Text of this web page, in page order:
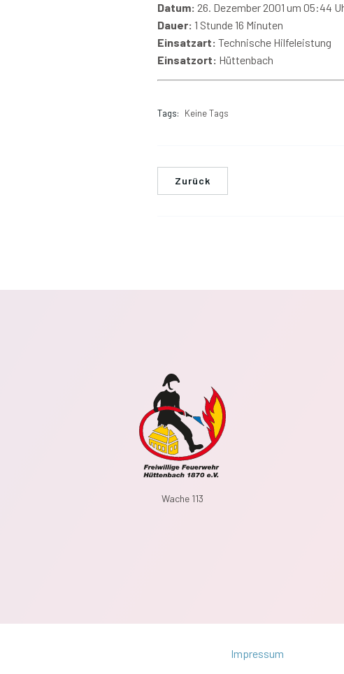
Datum: 26. Dezember 2001 um 05:44
Dauer: 1 Stunde 16 Minuten
Einsatzart: Technische Hilfeleistung
Einsatzort: Hüttenbach
Tags: Keine Tags
Zurück
Wache 113
Impressum